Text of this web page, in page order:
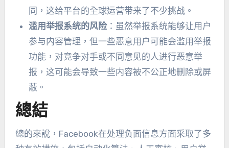
同 ， 这给平台的全球运营带来了不少挑战。
滥用举报系统的风险： 虽然举报系统能够让用户
参与内容管理 ， 但一些恶意用户可能会滥用举报
功能， 对竞争对手或不同意见的人进行恶意举
报 ， 这可能会导致一些内容被不公正地删除或屏
蔽 。
總結
總的來說， Facebook在处理负面信息方面采取了多